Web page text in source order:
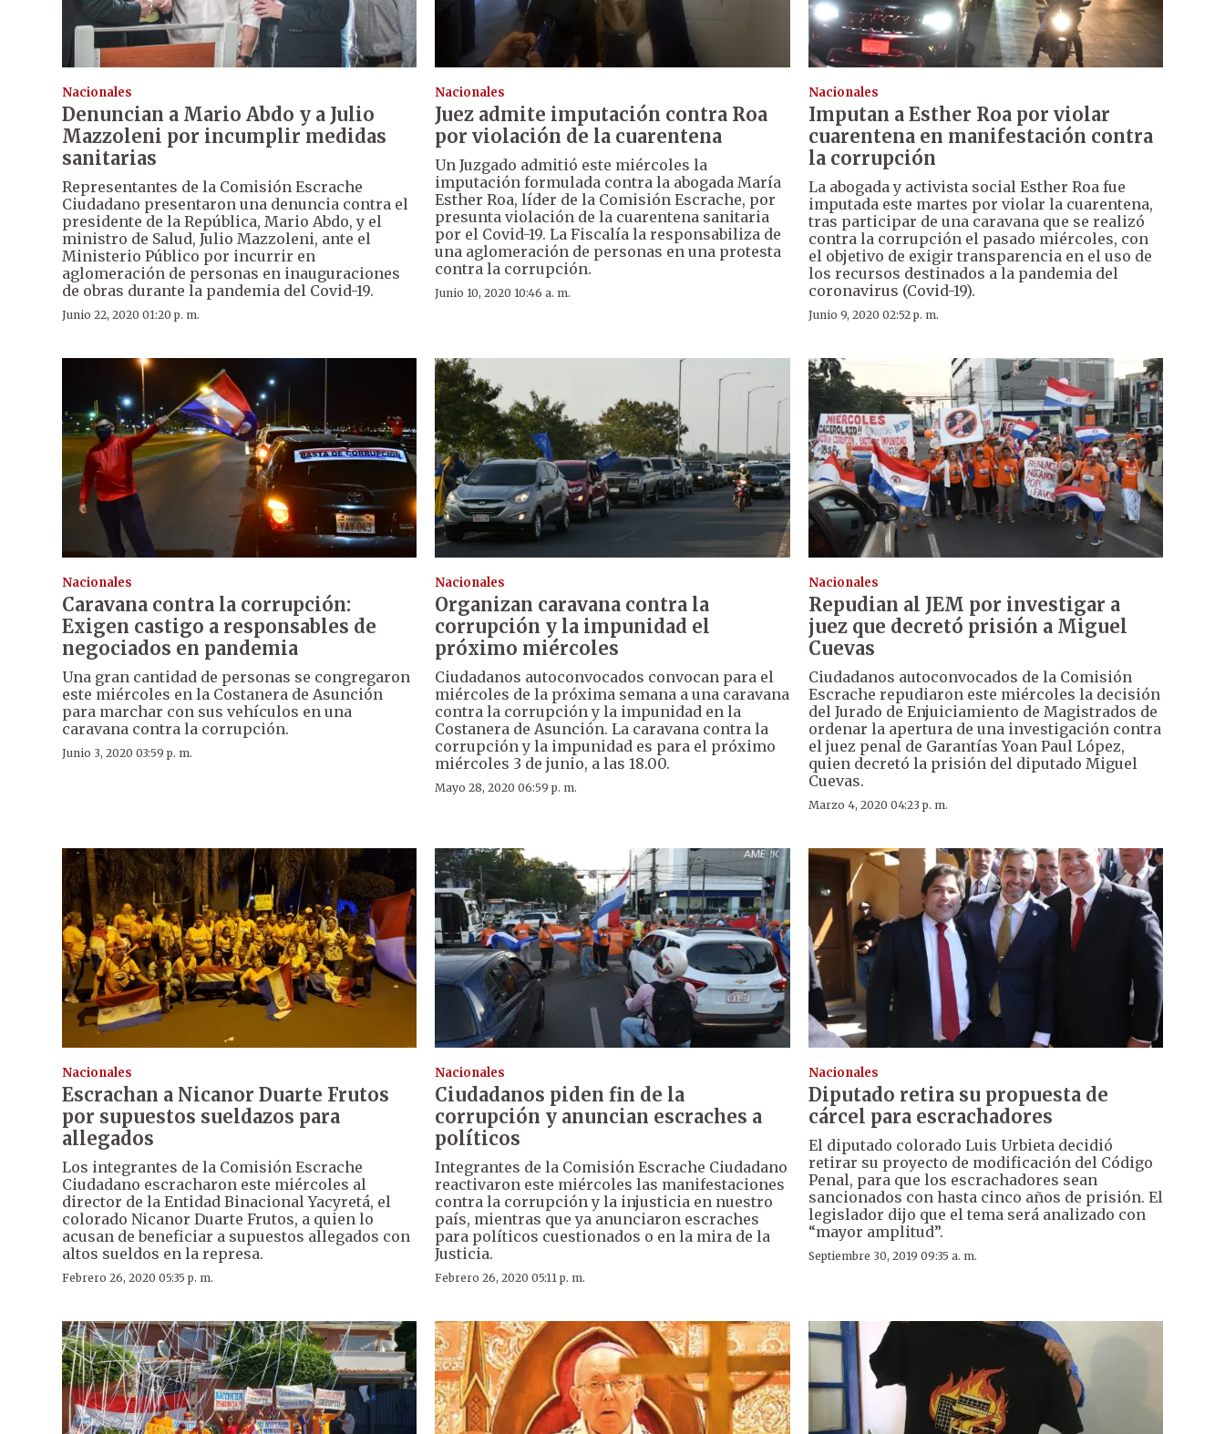
Nacionales
Denuncian a Mario Abdo y a Julio
Mazzoleni por incumplir medidas
sanitarias
Representantes de la Comisión Escrache
Ciudadano presentaron una denuncia contra el
presidente de la República, Mario Abdo, y el
ministro de Salud, Julio Mazzoleni, ante el
Ministerio Público por incurrir en
aglomeración de personas en inauguraciones
de obras durante la pandemia del Covid-19.
Junio 22, 2020 01:20 p. m.
Nacionales
Juez admite imputación contra Roa
por violación de la cuarentena
Un Juzgado admitió este miércoles la
imputación formulada contra la abogada María
Esther Roa, líder de la Comisión Escrache, por
presunta violación de la cuarentena sanitaria
por el Covid-19. La Fiscalía la responsabiliza de
una aglomeración de personas en una protesta
contra la corrupción.
Junio 10, 2020 10:46 a. m.
Nacionales
Imputan a Esther Roa por violar
cuarentena en manifestación contra
la corrupción
La abogada y activista social Esther Roa fue
imputada este martes por violar la cuarentena,
tras participar de una caravana que se realizó
contra la corrupción el pasado miércoles, con
el objetivo de exigir transparencia en el uso de
los recursos destinados a la pandemia del
coronavirus (Covid-19).
Junio 9, 2020 02:52 p. m.
Nacionales
Caravana contra la corrupción:
Exigen castigo a responsables de
negociados en pandemia
Una gran cantidad de personas se congregaron
este miércoles en la Costanera de Asunción
para marchar con sus vehículos en una
caravana contra la corrupción.
Junio 3, 2020 03:59 p. m.
Nacionales
Organizan caravana contra la
corrupción y la impunidad el
próximo miércoles
Ciudadanos autoconvocados convocan para el
miércoles de la próxima semana a una caravana
contra la corrupción y la impunidad en la
Costanera de Asunción. La caravana contra la
corrupción y la impunidad es para el próximo
miércoles 3 de junio, a las 18.00.
Mayo 28, 2020 06:59 p. m.
Nacionales
Repudian al JEM por investigar a
juez que decretó prisión a Miguel
Cuevas
Ciudadanos autoconvocados de la Comisión
Escrache repudiaron este miércoles la decisión
del Jurado de Enjuiciamiento de Magistrados de
ordenar la apertura de una investigación contra
el juez penal de Garantías Yoan Paul López,
quien decretó la prisión del diputado Miguel
Cuevas.
Marzo 4, 2020 04:23 p. m.
Nacionales
Escrachan a Nicanor Duarte Frutos
por supuestos sueldazos para
allegados
Los integrantes de la Comisión Escrache
Ciudadano escracharon este miércoles al
director de la Entidad Binacional Yacyretá, el
colorado Nicanor Duarte Frutos, a quien lo
acusan de beneficiar a supuestos allegados con
altos sueldos en la represa.
Febrero 26, 2020 05:35 p. m.
Nacionales
Ciudadanos piden fin de la
corrupción y anuncian escraches a
políticos
Integrantes de la Comisión Escrache Ciudadano
reactivaron este miércoles las manifestaciones
contra la corrupción y la injusticia en nuestro
país, mientras que ya anunciaron escraches
para políticos cuestionados o en la mira de la
Justicia.
Febrero 26, 2020 05:11 p. m.
Nacionales
Diputado retira su propuesta de
cárcel para escrachadores
El diputado colorado Luis Urbieta decidió
retirar su proyecto de modificación del Código
Penal, para que los escrachadores sean
sancionados con hasta cinco años de prisión. El
legislador dijo que el tema será analizado con
“mayor amplitud”.
Septiembre 30, 2019 09:35 a. m.